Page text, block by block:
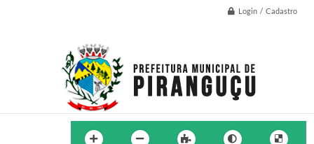
Login / Cadastro